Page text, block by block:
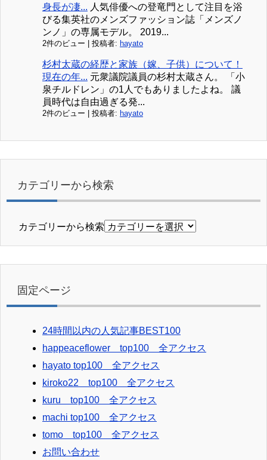
身長が凄... 人気俳優への登竜門として注目を浴
びる集英社のメンズファッション誌「メンズノ
ンノ」の専属モデル。 2019...
2件のビュー 投稿者: hayato
杉村太蔵の経歴と家族（嫁、子供）について！
現在の年... 元衆議院議員の杉村太蔵さん。 「小
泉チルドレン」の1人でもありましたよね。 議
員時代は自由過ぎる発...
2件のビュー 投稿者: hayato
カテゴリーから検索
カテゴリーから検索
固定ページ
24時間以内の人気記事BEST100
happeaceflower top100 全アクセス
hayato top100 全アクセス
kiroko22 top100 全アクセス
kuru top100 全アクセス
machi top100 全アクセス
tomo top100 全アクセス
お問い合わせ